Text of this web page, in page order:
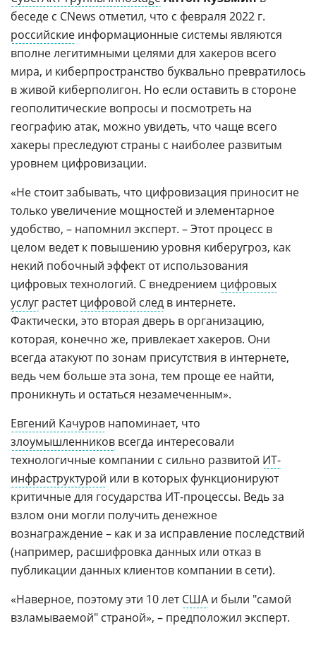
беседе с CNews отметил, что с февраля 2022 г.
российские информационные системы являются
вполне легитимными целями для хакеров всего
мира, и киберпространство буквально превратилось
в живой киберполигон. Но если оставить в стороне
геополитические вопросы и посмотреть на
географию атак, можно увидеть, что чаще всего
хакеры преследуют страны с наиболее развитым
уровнем цифровизации.
«Не стоит забывать, что цифровизация приносит не
только увеличение мощностей и элементарное
удобство, – напомнил эксперт. – Этот процесс в
целом ведет к повышению уровня киберугроз, как
некий побочный эффект от использования
цифровых технологий. С внедрением цифровых
услуг растетцифровой след в интернете.
Фактически, это вторая дверь в организацию,
которая, конечно же, привлекает хакеров. Они
всегда атакуют по зонам присутствия в интернете,
ведь чем больше эта зона, тем проще ее найти,
проникнуть и остаться незамеченным».
Евгений Качуров напоминает, что
злоумышленников всегда интересовали
технологичные компании с сильно развитой ИТ-
инфраструктурой или в которых функционируют
критичные для государства ИТ-процессы. Ведь за
взлом они могли получить денежное
вознаграждение – как и за исправление последствий
(например, расшифровка данных или отказ в
публикации данных клиентов компании в сети).
«Наверное, поэтому эти 10 летСША и были "самой
взламываемой" страной», – предположил эксперт.